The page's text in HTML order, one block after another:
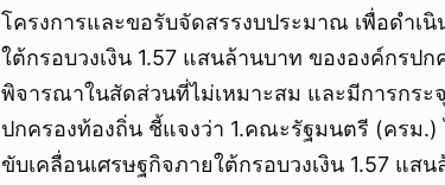
โครงการและขอรับจัดสรรงบประมาณ เพื่อดำเ
ใต้กรอบวงเงิน 1.57 แสนล้านบาท ขององค์กรป
พิจารณาในสัดส่วนที่ไม่เหมาะสม และมีการกระ
ปกครองท้องถิ่น ชี้แจงว่า 1.คณะรัฐมนตรี (ครม
ขับเคลื่อนเศรษฐกิจภายใต้กรอบวงเงิน 1.57 แ